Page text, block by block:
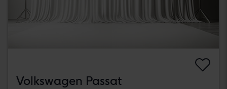
Volkswagen Passat